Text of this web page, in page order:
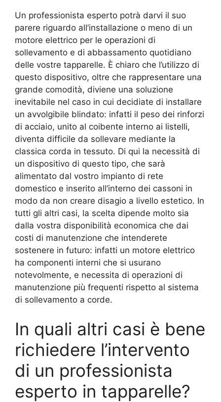
Un professionista esperto potrà darvi il suo
parere riguardo all’installazione o meno di un
motore elettrico per le operazioni di
sollevamento e di abbassamento quotidiano
delle vostre tapparelle. È chiaro che l’utilizzo di
questo dispositivo, oltre che rappresentare una
grande comodità, diviene una soluzione
inevitabile nel caso in cui decidiate di installare
un avvolgibile blindato: infatti il peso dei rinforzi
di acciaio, unito al coibente interno ai listelli,
diventa difficile da sollevare mediante la
classica corda in tessuto. Di qui la necessità di
un dispositivo di questo tipo, che sarà
alimentato dal vostro impianto di rete
domestico e inserito all’interno dei cassoni in
modo da non creare disagio a livello estetico. In
tutti gli altri casi, la scelta dipende molto sia
dalla vostra disponibilità economica che dai
costi di manutenzione che intenderete
sostenere in futuro: infatti un motore elettrico
ha componenti interni che si usurano
notevolmente, e necessita di operazioni di
manutenzione più frequenti rispetto al sistema
di sollevamento a corde.
In quali altri casi è bene
richiedere l’intervento
di un professionista
esperto in tapparelle?